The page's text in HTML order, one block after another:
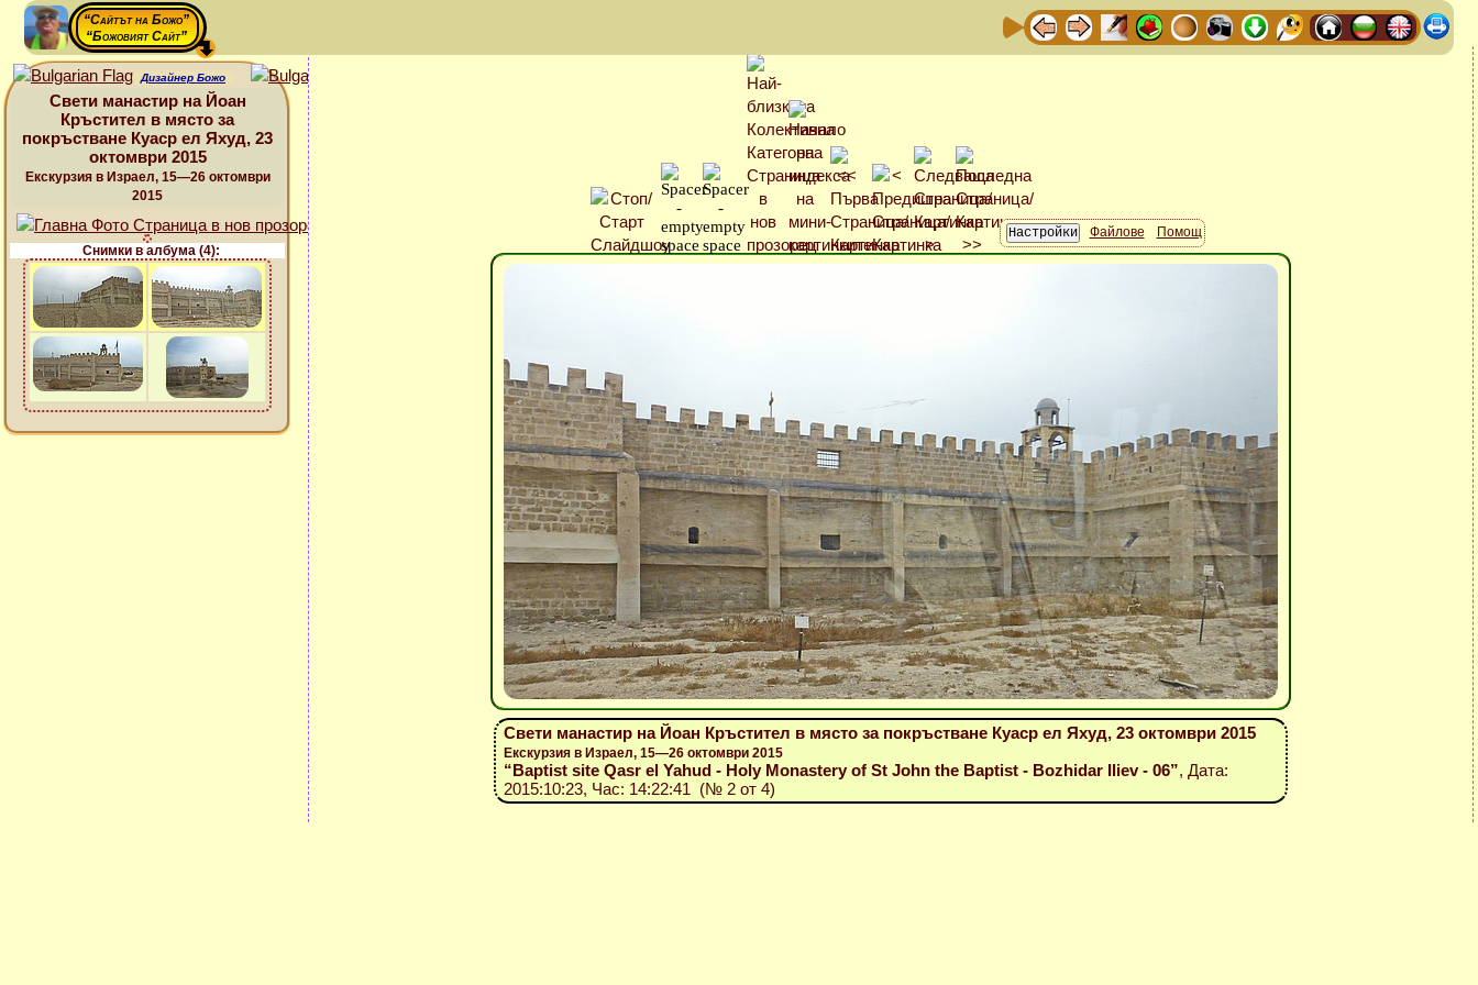
“Сайтът на Божо”
“Божовият Сайт”
Дизайнер Божо
Свети манастир на Йоан
Кръстител в място за
покръстване Куаср ел Яхуд, 23
октомври 2015
Екскурзия в Израел, 15—26 октомври
2015
Снимки в албума (4):
Файлове Помощ
Свети манастир на Йоан Кръстител в място за покръстване Куаср ел Яхуд, 23 октомври 2015
Екскурзия в Израел, 15—26 октомври 2015
“Baptist site Qasr el Yahud - Holy Monastery of St John the Baptist - Bozhidar Iliev - 06”, Дата:
2015:10:23, Час: 14:22:41 (№ 2 от 4)